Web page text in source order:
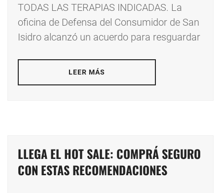
TODAS LAS TERAPIAS INDICADAS. La
oficina de Defensa del Consumidor de San
Isidro alcanzó un acuerdo para resguardar
LEER MÁS
LLEGA EL HOT SALE: COMPRÁ SEGURO
CON ESTAS RECOMENDACIONES